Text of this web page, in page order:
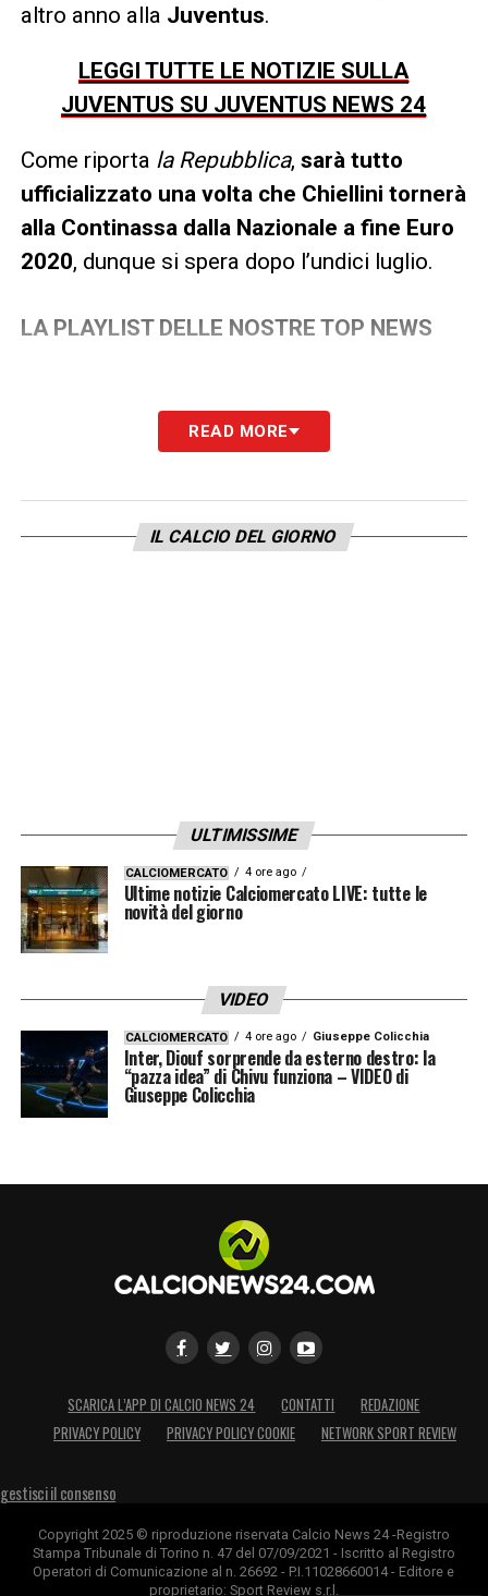
altro anno alla Juventus.
LEGGI TUTTE LE NOTIZIE SULLA
JUVENTUS SU JUVENTUS NEWS 24
Come riporta la Repubblica, sarà tutto
ufficializzato una volta che Chiellini tornerà
alla Continassa dalla Nazionale a fine Euro
2020, dunque si spera dopo l’undici luglio.
LA PLAYLIST DELLE NOSTRE TOP NEWS
READ MORE
IL CALCIO DEL GIORNO
ULTIMISSIME
CALCIOMERCATO 4 ore ago
Ultime notizie Calciomercato LIVE: tutte le
novità del giorno
VIDEO
CALCIOMERCATO 4 ore ago Giuseppe Colicchia
Inter, Diouf sorprende da esterno destro: la
“pazza idea” di Chivu funziona – VIDEO di
Giuseppe Colicchia
SCARICA L’APP DI CALCIO NEWS 24 CONTATTI
REDAZIONE
PRIVACY POLICY
PRIVACY POLICY COOKIE NETWORK SPORT REVIEW
gestisci il consenso
Copyright 2025 © riproduzione riservata Calcio News 24 -Registro
Stampa Tribunale di Torino n. 47 del 07/09/2021 - Iscritto al Registro
Operatori di Comunicazione al n. 26692 - P.I.11028660014 - Editore e
proprietario: Sport Review s.r.l.